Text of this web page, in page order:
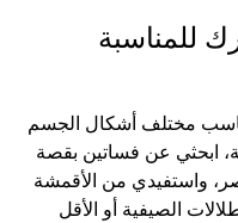
للمناسبة
مختلف أشكال الجسم
ابحثي عن فساتين بقصة
واستفيدي من الأقمشة
الصيفية أو الأقل